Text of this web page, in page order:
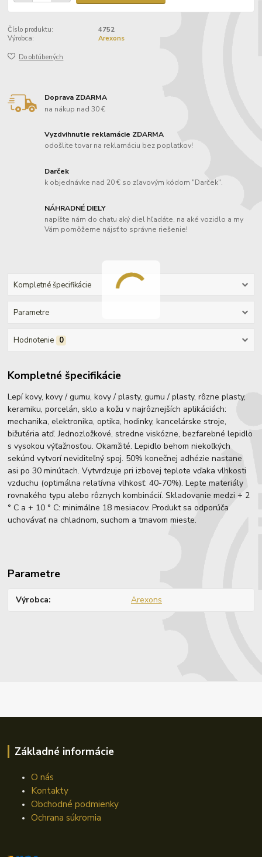
Číslo produktu:
4752
Výrobca:
Arexons
Do obľúbených
Doprava ZDARMA
na nákup nad 30 €
Vyzdvihnutie reklamácie ZDARMA
odošlite tovar na reklamáciu bez poplatkov!
Darček
k objednávke nad 20 € so zľavovým kódom "Darček".
NÁHRADNÉ DIELY
napíšte nám do chatu aký diel hľadáte, na aké vozidlo a my
Vám pomôžeme nájsť to správne riešenie!
Kompletné špecifikácie
Parametre
Hodnotenie 0
Kompletné špecifikácie
Lepí kovy, kovy / gumu, kovy / plasty, gumu / plasty, rôzne plasty,
keramiku, porcelán, sklo a kožu v najrôznejších aplikáciách:
mechanika, elektronika, optika, hodinky, kancelárske stroje,
bižutéria atď. Jednozložkové, stredne viskózne, bezfarebné lepidlo
s vysokou výťažnosťou. Okamžité. Lepidlo behom niekoľkých
sekúnd vytvorí neviditeľný spoj. 50% konečnej adhézie nastane
asi po 30 minútach. Vytvrdzuje pri izbovej teplote vďaka vlhkosti
vzduchu (optimálna relatívna vlhkosť: 40-70%). Lepte materiály
rovnakého typu alebo rôznych kombinácií. Skladovanie medzi + 2
° C a + 10 ° C: minimálne 18 mesiacov. Produkt sa odporúča
uchovávať na chladnom, suchom a tmavom mieste.
Parametre
Výrobca Arexons
Základné informácie
O nás
Kontakty
Obchodné podmienky
Ochrana súkromia